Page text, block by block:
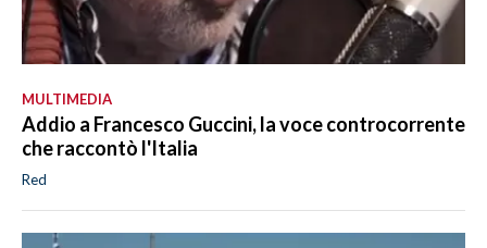
MULTIMEDIA
Addio a Francesco Guccini, la voce controcorrente
che raccontò l'Italia
Red